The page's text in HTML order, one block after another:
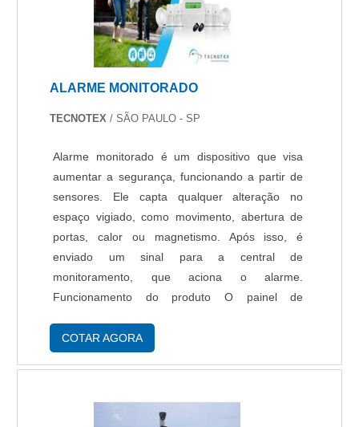
ALARME MONITORADO
TECNOTEX / SÃO PAULO - SP
Alarme monitorado é um dispositivo que visa
aumentar a segurança, funcionando a partir de
sensores. Ele capta qualquer alteração no
espaço vigiado, como movimento, abertura de
portas, calor ou magnetismo. Após isso, é
enviado um sinal para a central de
monitoramento, que aciona o alarme.
Funcionamento do produto O painel de
alarme. Este deve ser programado de acordo
COTAR AGORA